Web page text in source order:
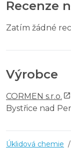
Recenze
Zatím žádné
Výrobce
CORMEN s.r.o.
Bystřice nad
Úklidová chemie /